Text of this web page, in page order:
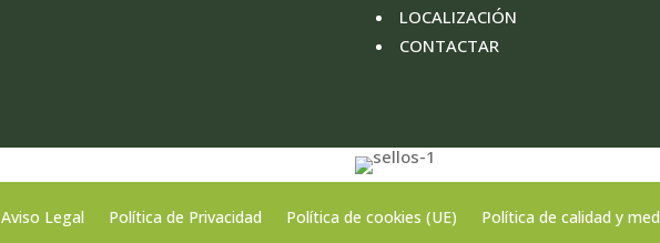
LOCALIZACIÓN
CONTACTAR
Aviso Legal Política de Privacidad Política de cookies (UE) Política de calidad y